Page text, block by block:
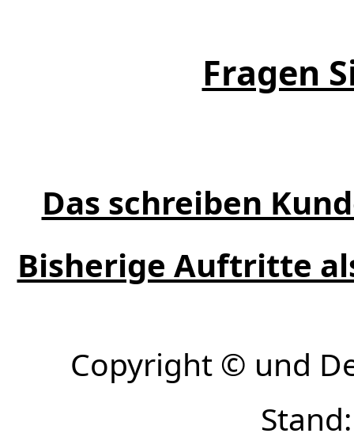
Fragen
Das schreiben
Bisherige Auftritte
Copyright © und